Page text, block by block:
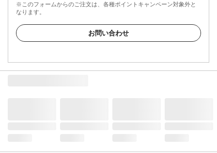
※このフォームからのご注文は、各種ポイントキャンペーン対象外と
なります。
お問い合わせ